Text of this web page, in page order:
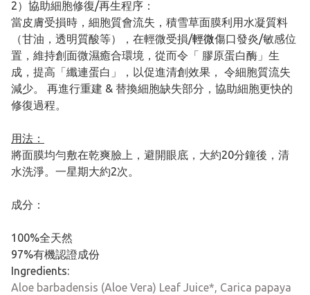
2）協助細胞修復/再生程序：
當皮膚受損時，細胞質會流失，積雪草面膜利用水凝質料
（甘油，透明質酸等），在輕微受損/輕微傷口發炎/敏感位
置，維持創面微濕癒合環境，從而令「 膠原蛋白酶」生
成，提高「纖連蛋白」，以促進清創效果， 令細胞質流失
減少。 再進行重建 & 替換細胞缺失部分，協助細胞更快的
修復過程。
用法：
將面膜均勻敷在乾爽臉上，避開眼底，大約20分鐘後，清
水洗淨。一星期大約2次。
成分：
100%全天然
97%有機認證成份
Ingredients:
Aloe barbadensis (Aloe Vera) Leaf Juice*, Carica papaya